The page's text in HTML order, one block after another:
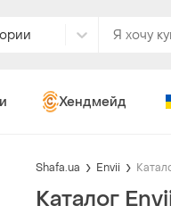
Хендмейд
Shafa.ua Envii
Каталог